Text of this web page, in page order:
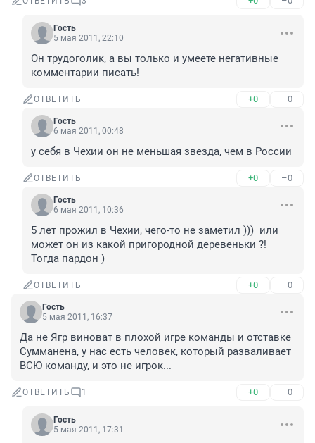
Гость
5 мая 2011, 22:10
Он трудоголик, а вы только и умеете негативные
комментарии писать!
ОТВЕТИТЬ +0 –0
Гость
6 мая 2011, 00:48
у себя в Чехии он не меньшая звезда, чем в России
ОТВЕТИТЬ +0 –0
Гость
6 мая 2011, 10:36
5 лет прожил в Чехии, чего-то не заметил )))  или
может он из какой пригородной деревеньки ?!
Тогда пардон )
ОТВЕТИТЬ +0 –0
Гость
5 мая 2011, 16:37
Да не Ягр виноват в плохой игре команды и отставке
Сумманена, у нас есть человек, который разваливает
ВСЮ команду, и это не игрок...
ОТВЕТИТЬ 1 +0 –0
Гость
5 мая 2011, 17:31